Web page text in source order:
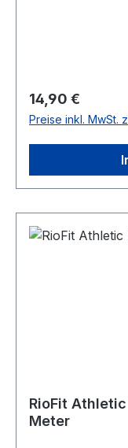
Regulärer Preis:
14,90 €
Preise inkl. MwSt.
RioFit
Meter